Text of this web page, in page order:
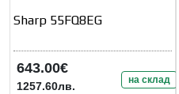
Sharp 55FQ8EG
643.00€
1257.60лв. на склад